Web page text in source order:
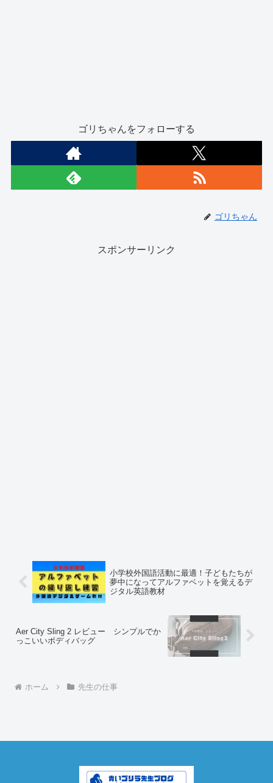
ゴリちゃんをフォローする
ゴリちゃん
スポンサーリンク
小学校外国語活動に最適！子どもたちが
夢中になってアルファベットを覚えるデ
ジタル英語教材
Aer City Sling 2 レビュー シンプルでか
っこいいボディバッグ
ホーム 先生の仕事